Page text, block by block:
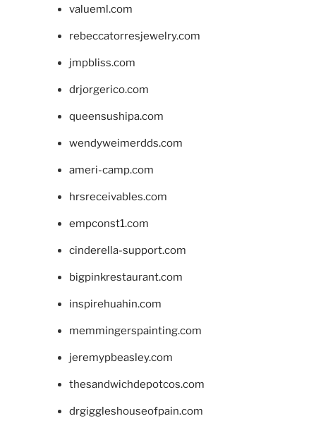
valueml.com
rebeccatorresjewelry.com
jmpbliss.com
drjorgerico.com
queensushipa.com
wendyweimerdds.com
ameri-camp.com
hrsreceivables.com
empconst1.com
cinderella-support.com
bigpinkrestaurant.com
inspirehuahin.com
memmingerspainting.com
jeremypbeasley.com
thesandwichdepotcos.com
drgiggleshouseofpain.com